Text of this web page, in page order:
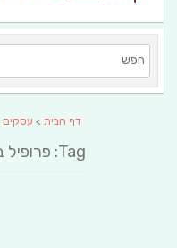
דף הבית > עסקים
Tag: פרופיל בלגי